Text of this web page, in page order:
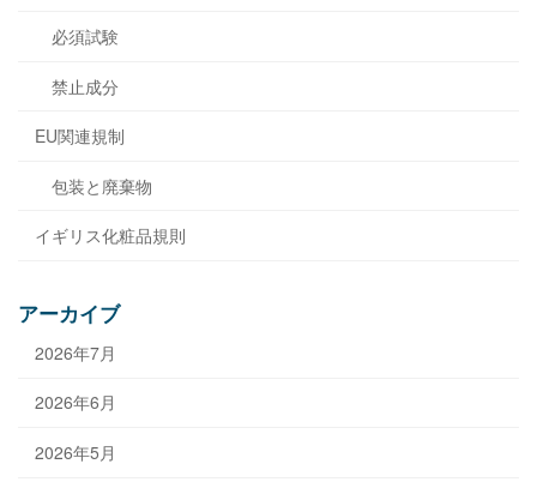
必須試験
禁止成分
EU関連規制
包装と廃棄物
イギリス化粧品規則
アーカイブ
2026年7月
2026年6月
2026年5月